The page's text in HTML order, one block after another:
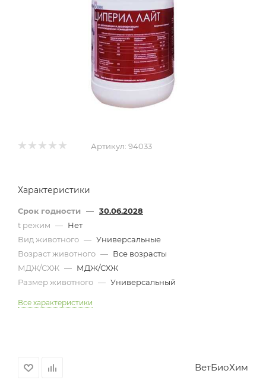
Артикул: 94033
Характеристики
Срок годности — 30.06.2028
t режим — Нет
Вид животного — Универсальные
Возраст животного — Все возрасты
МДЖ/СХЖ — МДЖ/СХЖ
Размер животного — Универсальный
Все характеристики
ВетБиоХим